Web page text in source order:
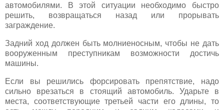
автомобилями. В этой ситуации необходимо быстро
решить, возвращаться назад или прорывать
заграждение.
Задний ход должен быть молниеносным, чтобы не дать
вооруженным преступникам возможности достичь
машины.
Если вы решились форсировать препятствие, надо
сильно врезаться в стоящий автомобиль. Ударьте в
места, соответствующие третьей части его длины, то